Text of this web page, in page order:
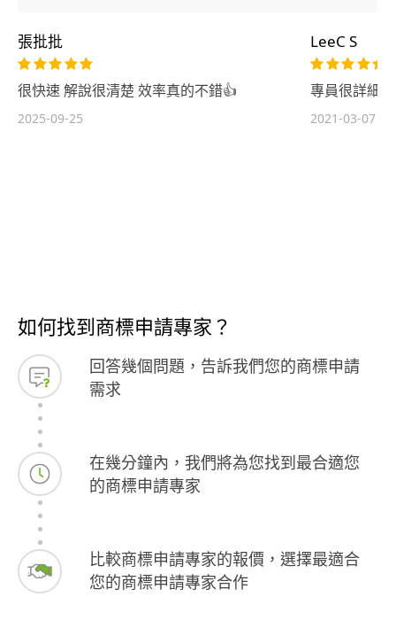
張批批
很快速 解說很清楚 效率真的不錯👍
2025-09-25
LeeC S
專員很詳細
2021-03-07
如何找到商標申請專家？
回答幾個問題，告訴我們您的商標申請
需求
在幾分鐘內，我們將為您找到最合適您
的商標申請專家
比較商標申請專家的報價，選擇最適合
您的商標申請專家合作